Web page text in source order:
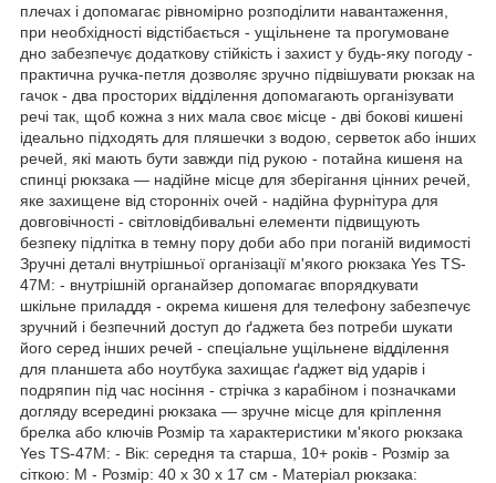
плечах і допомагає рівномірно розподілити навантаження,
при необхідності відстібається - ущільнене та прогумоване
дно забезпечує додаткову стійкість і захист у будь-яку погоду -
практична ручка-петля дозволяє зручно підвішувати рюкзак на
гачок - два просторих відділення допомагають організувати
речі так, щоб кожна з них мала своє місце - дві бокові кишені
ідеально підходять для пляшечки з водою, серветок або інших
речей, які мають бути завжди під рукою - потайна кишеня на
спинці рюкзака — надійне місце для зберігання цінних речей,
яке захищене від сторонніх очей - надійна фурнітура для
довговічності - світловідбивальні елементи підвищують
безпеку підлітка в темну пору доби або при поганій видимості
Зручні деталі внутрішньої організації м'якого рюкзака Yes TS-
47М: - внутрішній органайзер допомагає впорядкувати
шкільне приладдя - окрема кишеня для телефону забезпечує
зручний і безпечний доступ до ґаджета без потреби шукати
його серед інших речей - спеціальне ущільнене відділення
для планшета або ноутбука захищає ґаджет від ударів і
подряпин під час носіння - стрічка з карабіном і позначками
догляду всередині рюкзака — зручне місце для кріплення
брелка або ключів Розмір та характеристики м'якого рюкзака
Yes TS-47М: - Вік: середня та старша, 10+ років - Розмір за
сіткою: M - Розмір: 40 х 30 х 17 см - Матеріал рюкзака: